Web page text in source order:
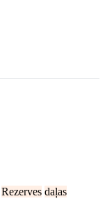
Rezerves daļas